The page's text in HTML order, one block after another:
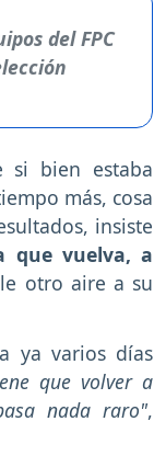
del FPC
si bien estaba
más, cosa
insiste
que vuelva, a
otro aire a su
ya varios días
que volver a
nada raro",